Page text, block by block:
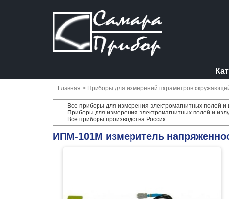
Главная > Приборы для измерений параметров
Все приборы для измерения электромагнитных полей и
Приборы для измерения электромагнитных полей и
Все приборы производства Россия
ИПМ-101М измеритель